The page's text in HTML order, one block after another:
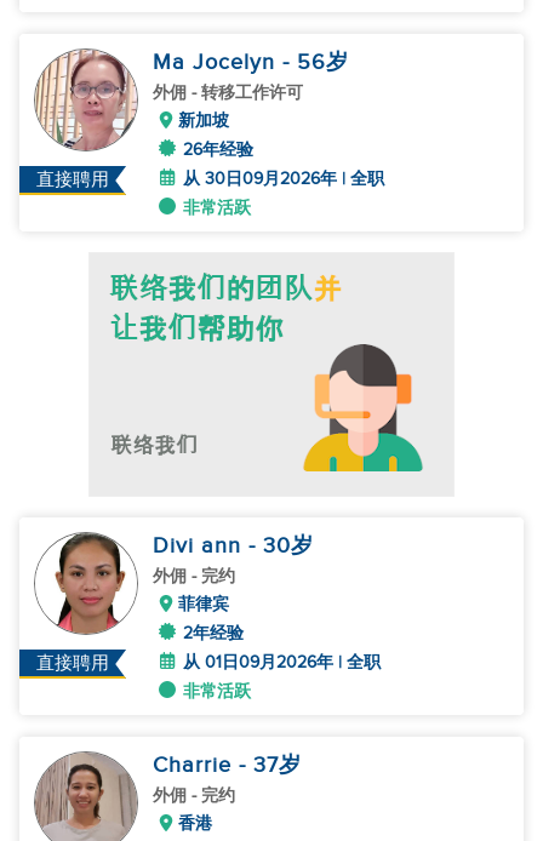
直接聘用
Ma Jocelyn - 56岁
外佣 - 转移工作许可
新加坡
26年经验
从 30日09月2026年 | 全职
非常活跃
直接聘用
Divi ann - 30岁
外佣 - 完约
菲律宾
2年经验
从 01日09月2026年 | 全职
非常活跃
Charrie - 37岁
外佣 - 完约
香港